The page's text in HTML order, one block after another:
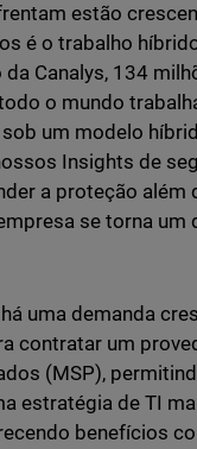
estão
é o trabalho
Canalys, 134
o mundo
um modelo
Insights de
a proteção além
se torna um
uma demanda
contratar um
(MSP),
estratégia de TI
benefícios